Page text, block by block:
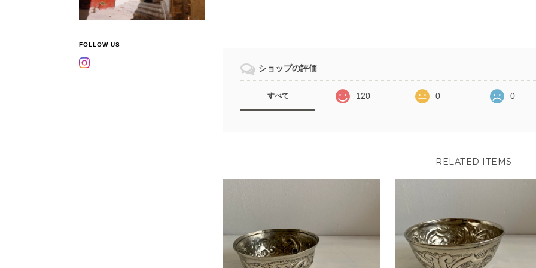
ショップの評価
すべて 120 0 0
RELATED ITEMS
FOLLOW US